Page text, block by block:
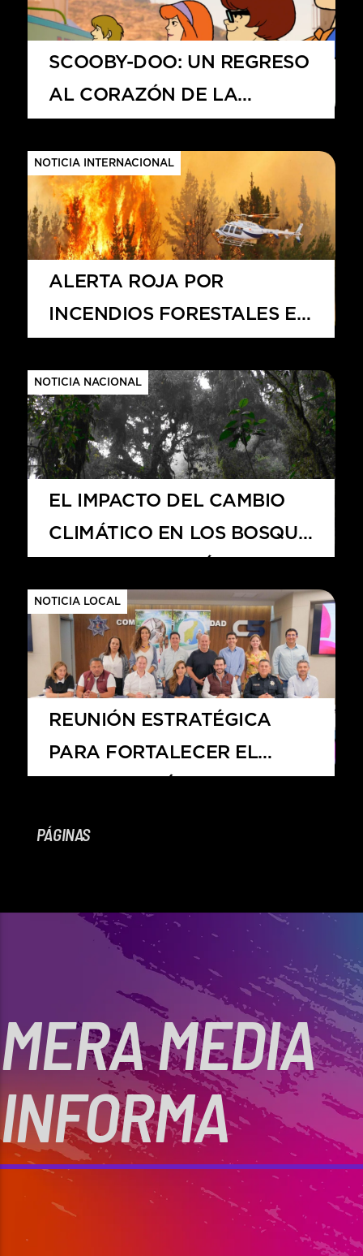
Hits – 96.5 FM
SCOOBY-DOO: UN REGRESO
AL CORAZÓN DE LA
NOTICIA INTERNACIONAL
ALERTA ROJA POR
INCENDIOS FORESTALES EN
NOTICIA NACIONAL
EL IMPACTO DEL CAMBIO
CLIMÁTICO EN LOS BOSQUES
NOTICIA LOCAL
REUNIÓN ESTRATÉGICA
PARA FORTALECER EL
PÁGINAS
MERA MEDIA
INFORMA